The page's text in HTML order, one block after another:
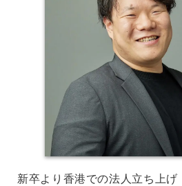
新卒より香港での法人立ち上